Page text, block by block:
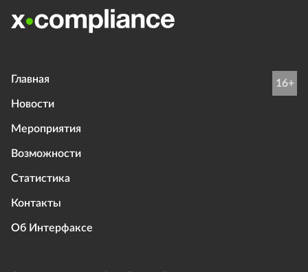
Главная
Новости
Мероприятия
Возможности
Статистика
Контакты
Об Интерфаксе
16+